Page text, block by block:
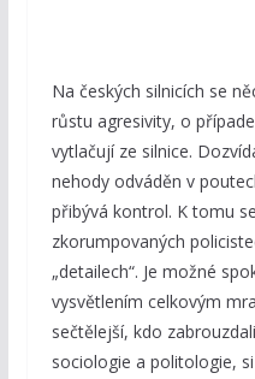
Na českých silnicích se
růstu agresivity, o
vytlačují ze silnice.
nehody odváděn v
přibývá kontrol. K tomu
zkorumpovaných
„detailech“. Je možné
vysvětlením celkovým
sečtělejší, kdo
sociologie a politologie,